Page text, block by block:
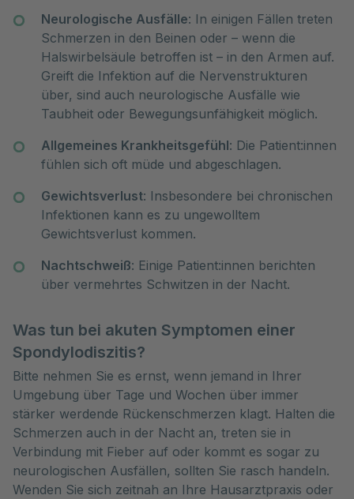
Neurologische Ausfälle: In einigen Fällen treten
Schmerzen in den Beinen oder – wenn die
Halswirbelsäule betroffen ist – in den Armen auf.
Greift die Infektion auf die Nervenstrukturen
über, sind auch neurologische Ausfälle wie
Taubheit oder Bewegungsunfähigkeit möglich.
Allgemeines Krankheitsgefühl: Die Patient:innen
fühlen sich oft müde und abgeschlagen.
Gewichtsverlust: Insbesondere bei chronischen
Infektionen kann es zu ungewolltem
Gewichtsverlust kommen.
Nachtschweiß: Einige Patient:innen berichten
über vermehrtes Schwitzen in der Nacht.
Was tun bei akuten Symptomen einer
Spondylodiszitis?
Bitte nehmen Sie es ernst, wenn jemand in Ihrer
Umgebung über Tage und Wochen über immer
stärker werdende Rückenschmerzen klagt. Halten die
Schmerzen auch in der Nacht an, treten sie in
Verbindung mit Fieber auf oder kommt es sogar zu
neurologischen Ausfällen, sollten Sie rasch handeln.
Wenden Sie sich zeitnah an Ihre Hausarztpraxis oder